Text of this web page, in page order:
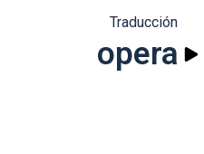
Traducción
opera